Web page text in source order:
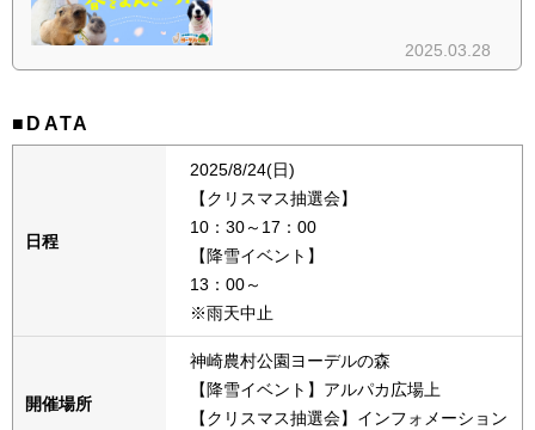
■DATA
日程
2025/8/24(日)
【クリスマス抽選会】
10：30～17：00
【降雪イベント】
13：00～
※雨天中止
開催場所
神崎農村公園ヨーデルの森
【降雪イベント】アルパカ広場上
【クリスマス抽選会】インフォメーション